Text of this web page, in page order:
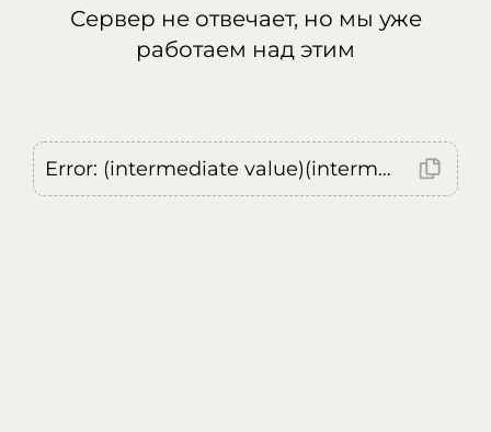
Сервер не отвечает, но мы уже
работаем над этим
Error: (intermediate value)(intermediate value)(intermediate value).replaceAll is not a function